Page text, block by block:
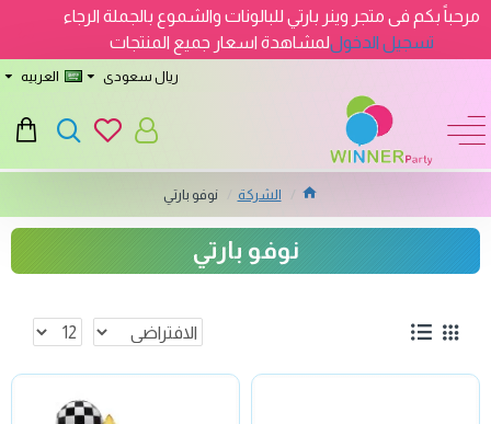
مرحباً بكم فى متجر وينر بارتي للبالونات والشموع بالجملة الرجاء
تسجيل الدخوللمشاهدة اسعار جميع المنتجات
ريال سعودى العربيه
الشركة نوفو بارتي
نوفو بارتي